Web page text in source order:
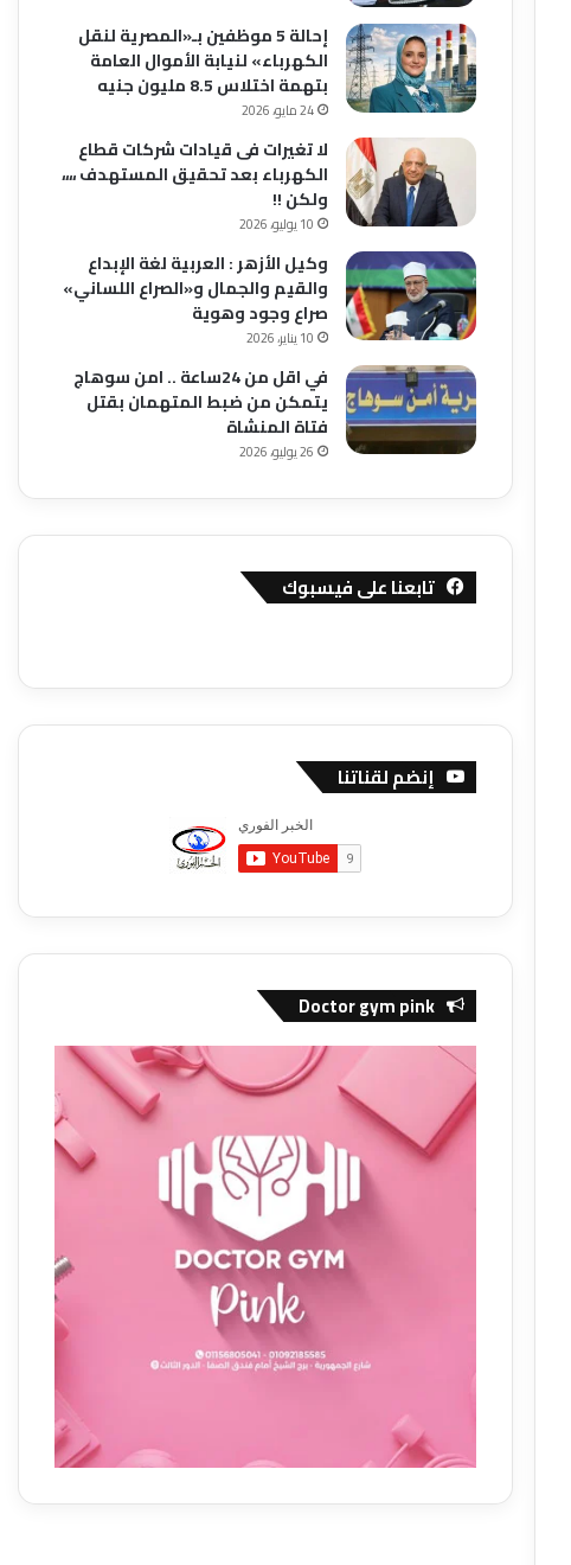
إحالة 5 موظفين بـ«المصرية لنقل
الكهرباء» لنيابة الأموال العامة
بتهمة اختلاس 8.5 مليون جنيه
24 مايو، 2026
لا تغيرات فى قيادات شركات قطاع
الكهرباء بعد تحقيق المستهدف ،،،،
ولكن !!
10 يوليو، 2026
وكيل الأزهر : العربية لغة الإبداع
والقيم والجمال و«الصراع اللساني»
صراع وجود وهوية
10 يناير، 2026
في اقل من 24ساعة .. امن سوهاج
يتمكن من ضبط المتهمان بقتل
فتاة المنشاة
26 يوليو، 2026
تابعنا على فيسبوك
إنضم لقناتنا
Doctor gym pink